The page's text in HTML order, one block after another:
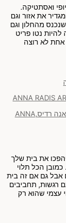
ואסתטיקה.
את אזור וגם
מהחלון וגם
להיות נטו פריט
אחת לא רוצה
את בית שלך
הכל תלוי
אבל גם אם זה בית
רגשות, תחביבים
עצמי שהוא רק